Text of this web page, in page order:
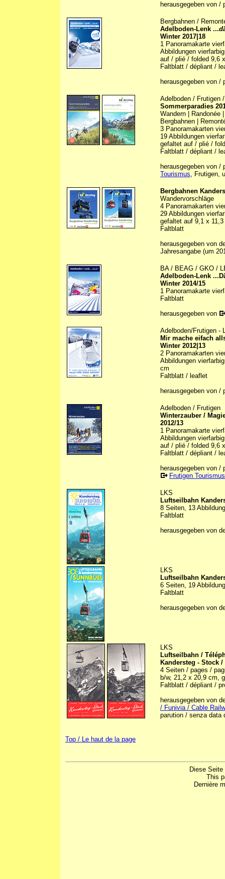
herausgegeben von
Bergbahnen /
Adelboden-Lenk ...
Winter 2017|18
1 Panoramakarte
Abbildungen
auf / plié / folded 9,6
Faltblatt / dépliant /
herausgegeben von
Adelboden / Frutigen
Sommerparadies
Wandern | Randonée
Bergbahnen |
3 Panoramakarten
19 Abbildungen
gefaltet auf / plié /
Faltblatt / dépliant /
herausgegeben von
Tourismus, Frutigen,
Bergbahnen
Wandervorschläge
4 Panoramakarten
29 Abbildungen
gefaltet auf 9,1 x
Faltblatt
herausgegeben von
Jahresangabe (um
BA / BEAG / GKO /
Adelboden-Lenk
Winter 2014/15
1 Panoramakarte
Faltblatt
herausgegeben von
Adelboden/Frutigen -
Mir mache eifach
Winter 2012|13
2 Panoramakarten
Abbildungen
cm
Faltblatt / leaflet
herausgegeben von /
Adelboden / Frutigen
Winterzauber /
2012/13
1 Panoramakarte
Abbildungen
auf / plié / folded 9,6
Faltblatt / dépliant /
herausgegeben von
Frutigen Tourismus
LKS
Luftseilbahn
8 Seiten, 13
Faltblatt
herausgegeben von
LKS
Luftseilbahn
6 Seiten, 19
Faltblatt
herausgegeben von
LKS
Luftseilbahn /
Kandersteg - Stock
4 Seiten / pages /
b/w, 21,2 x 20,9 cm,
Faltblatt / dépliant /
herausgegeben von
/ Funivia / Cable
parution / senza data
Top / Le haut de la page
Diese
This
Dernière